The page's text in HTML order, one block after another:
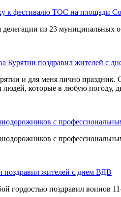
к фестивалю ТОС на площади
делегации из 23 муниципальных
Бурятии поздравил жителей с
и для меня лично
которые в любую погоду,
с
с
поздравил жителей с днем ВДВ
гордостью поздравил воинов